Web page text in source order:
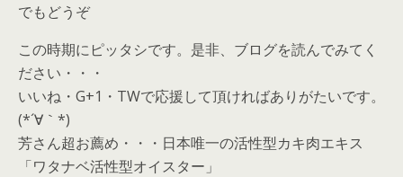
でもどうぞ
この時期にピッタシです。是非、ブログを読んでみてく
ださい・・・
いいね・G+1・TWで応援して頂ければありがたいです。
(*´∀｀*)
芳さん超お薦め・・・日本唯一の活性型カキ肉エキス
「ワタナベ活性型オイスター」